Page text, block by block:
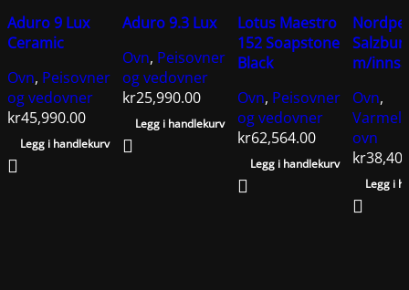
Aduro 9 Lux
Ceramic
Ovn, Peisovner
og vedovner
kr45,990.00
Legg i handlekurv
Aduro 9.3 Lux
Ovn, Peisovner
og vedovner
kr25,990.00
Legg i handlekurv
Lotus Maestro
152 Soapstone
Black
Ovn, Peisovner
og vedovner
kr62,564.00
Legg i handlekurv
m/
Ovn,
ovn
kr
Legg i